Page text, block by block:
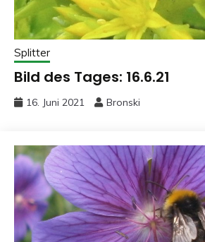
Splitter
Bild des Tages: 16.6.21
16. Juni 2021 Bronski